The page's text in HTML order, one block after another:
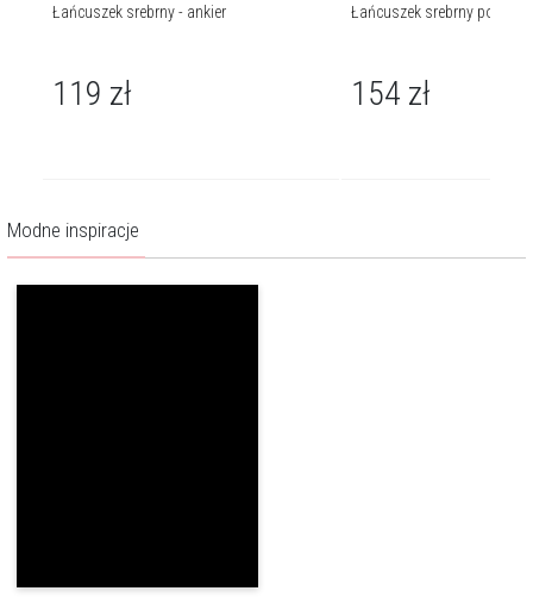
Łańcuszek srebrny - ankier
119 zł
Łańcuszek srebrny
154 zł
Modne inspiracje